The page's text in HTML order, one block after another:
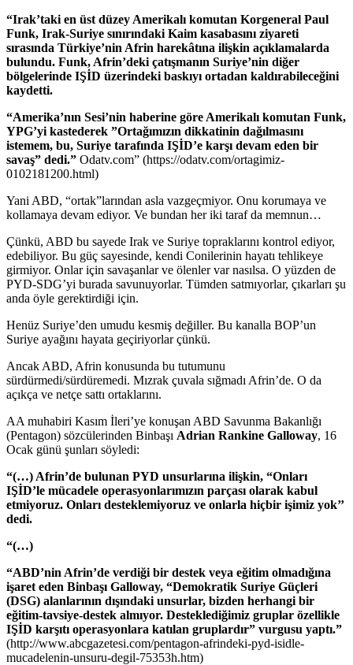
“Irak’taki en üst düzey Amerikalı komutan Korgeneral Paul
Funk, Irak-Suriye sınırındaki Kaim kasabasını ziyareti
sırasında Türkiye’nin Afrin harekâtına ilişkin açıklamalarda
bulundu. Funk, Afrin’deki çatışmanın Suriye’nin diğer
bölgelerinde IŞİD üzerindeki baskıyı ortadan kaldırabileceğini
kaydetti.
“Amerika’nın Sesi’nin haberine göre Amerikalı komutan Funk,
YPG’yi kastederek ”Ortağımızın dikkatinin dağılmasını
istemem, bu, Suriye tarafında IŞİD’e karşı devam eden bir
savaş” dedi.” Odatv.com” (https://odatv.com/ortagimiz-
0102181200.html)
Yani ABD, “ortak”larından asla vazgeçmiyor. Onu korumaya ve
kollamaya devam ediyor. Ve bundan her iki taraf da memnun…
Çünkü, ABD bu sayede Irak ve Suriye topraklarını kontrol ediyor,
edebiliyor. Bu güç sayesinde, kendi Conilerinin hayatı tehlikeye
girmiyor. Onlar için savaşanlar ve ölenler var nasılsa. O yüzden de
PYD-SDG’yi burada savunuyorlar. Tümden satmıyorlar, çıkarları şu
anda öyle gerektirdiği için.
Henüz Suriye’den umudu kesmiş değiller. Bu kanalla BOP’un
Suriye ayağını hayata geçiriyorlar çünkü.
Ancak ABD, Afrin konusunda bu tutumunu
sürdürmedi/sürdüremedi. Mızrak çuvala sığmadı Afrin’de. O da
açıkça ve netçe sattı ortaklarını.
AA muhabiri Kasım İleri’ye konuşan ABD Savunma Bakanlığı
(Pentagon) sözcülerinden Binbaşı Adrian Rankine Galloway, 16
Ocak günü şunları söyledi:
“(…) Afrin’de bulunan PYD unsurlarına ilişkin, “Onları
IŞİD’le mücadele operasyonlarımızın parçası olarak kabul
etmiyoruz. Onları desteklemiyoruz ve onlarla hiçbir işimiz yok’’
dedi.
“(…)
“ABD’nin Afrin’de verdiği bir destek veya eğitim olmadığına
işaret eden Binbaşı Galloway, “Demokratik Suriye Güçleri
(DSG) alanlarının dışındaki unsurlar, bizden herhangi bir
eğitim-tavsiye-destek almıyor. Desteklediğimiz gruplar özellikle
IŞİD karşıtı operasyonlara katılan gruplardır” vurgusu yaptı.”
(http://www.abcgazetesi.com/pentagon-afrindeki-pyd-isidle-
mucadelenin-unsuru-degil-75353h.htm)